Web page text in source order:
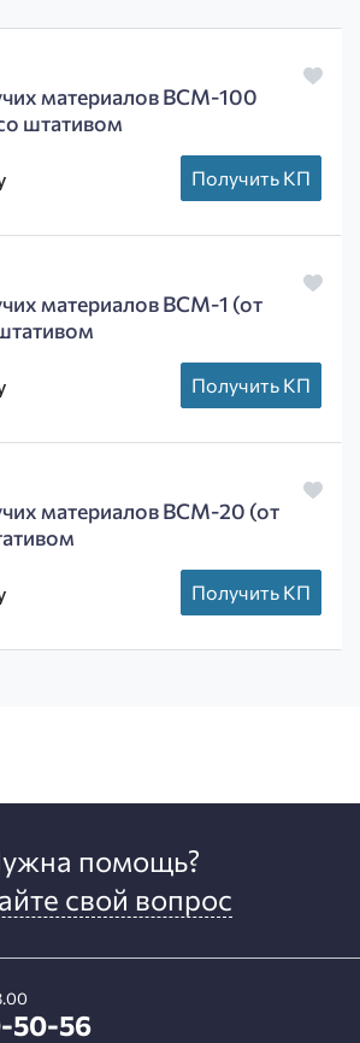
материалов ВСМ-100
штативом
Получить КП
материалов ВСМ-1 (от
Получить КП
материалов ВСМ-20 (от
Получить КП
помощь?
свой вопрос
50-56